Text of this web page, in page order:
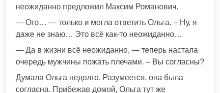
неожиданно предложил Максим Романович.
— Ого… — только и могла ответить Ольга. – Ну, я
даже не знаю… Это всё как-то неожиданно…
— Да в жизни всё неожиданно, — теперь настала
очередь мужчины пожать плечами. – Вы согласны?
Думала Ольга недолго. Разумеется, она была
согласна. Прибежав домой, Ольга тут же